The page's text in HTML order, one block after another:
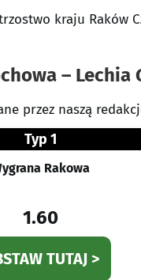
kraju Raków
– Lechia
przez naszą
Typ 1
Rakowa
1.60
TUTAJ >